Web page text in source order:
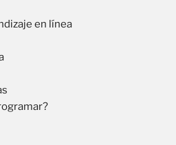
en línea